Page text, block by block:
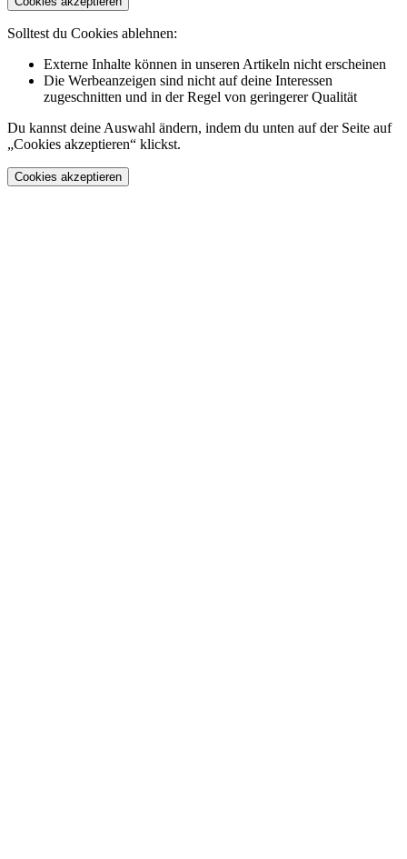
Solltest du Cookies ablehnen:
Externe Inhalte können in unseren Artikeln nicht erscheinen
Die Werbeanzeigen sind nicht auf deine Interessen
zugeschnitten und in der Regel von geringerer Qualität
Du kannst deine Auswahl ändern, indem du unten auf der Seite auf
„Cookies akzeptieren“ klickst.
Cookies akzeptieren